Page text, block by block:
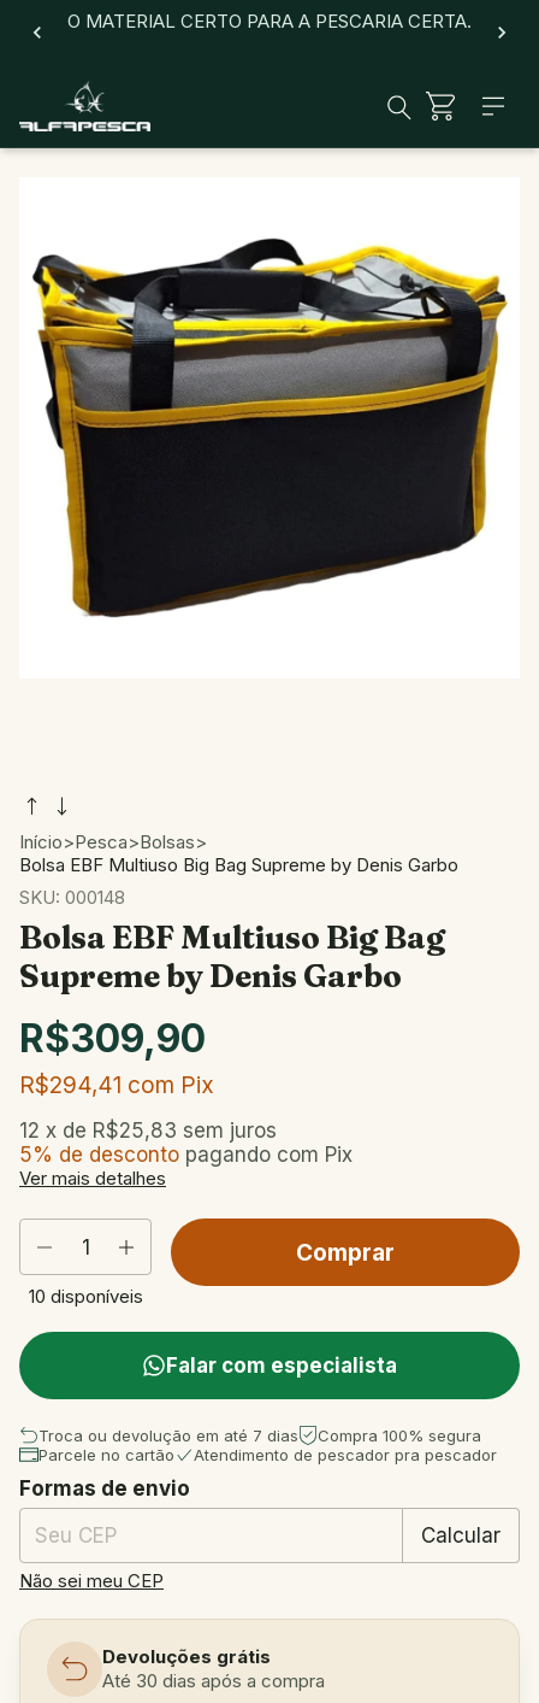
O MATERIAL CERTO PARA A PESCARIA CERTA.
Início>Pesca>Bolsas>
Bolsa EBF Multiuso Big Bag Supreme by Denis Garbo
SKU: 000148
Bolsa EBF Multiuso Big Bag
Supreme by Denis Garbo
R$309,90
R$294,41 com Pix
12 x de R$25,83 sem juros
5% de desconto pagando com Pix
Ver mais detalhes
10 disponíveis
Falar com especialista
Troca ou devolução em até 7 dias
Compra 100% segura
Parcele no cartão
Atendimento de pescador pra pescador
Entregas para o CEP:
Formas de envio
Calcular
Não sei meu CEP
Devoluções grátis
Até 30 dias após a compra